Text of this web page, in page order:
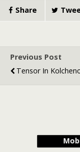
Share
Previous Post
Tensor In